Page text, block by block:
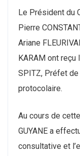
Le Président du
Pierre
Ariane
KARAM ont reçu
SPITZ, Préfet de
protocolaire.
Au cours de
GUYANE a
consultative et